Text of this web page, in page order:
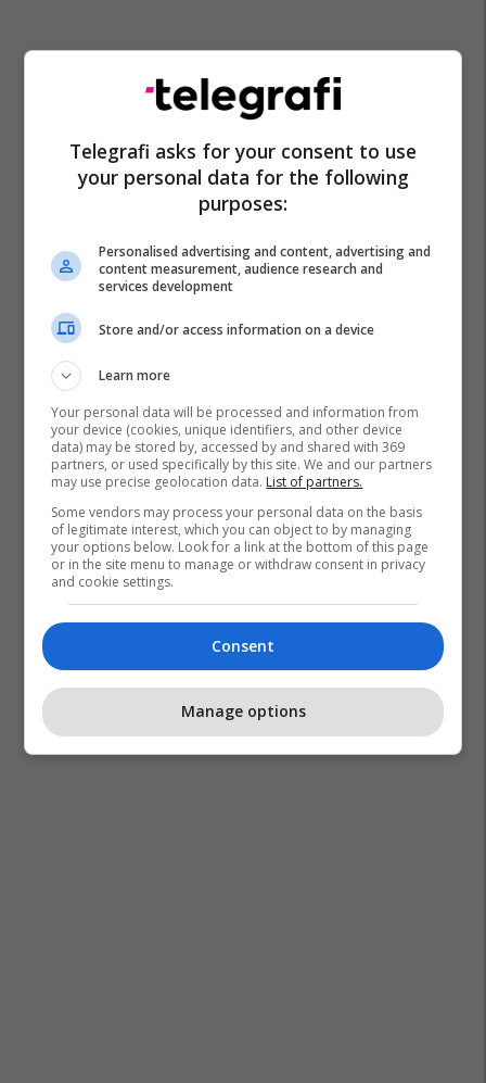
Netflix Anna Delvey
Telegrafi asks for your consent to use
your personal data for the following
purposes:
Personalised advertising and content, advertising and
content measurement, audience research and
services development
Store and/or access information on a device
Learn more
Your personal data will be processed and information from
your device (cookies, unique identifiers, and other device
data) may be stored by, accessed by and shared with 369
partners, or used specifically by this site. We and our partners
may use precise geolocation data. List of partners.
Some vendors may process your personal data on the basis
of legitimate interest, which you can object to by managing
your options below. Look for a link at the bottom of this page
or in the site menu to manage or withdraw consent in privacy
and cookie settings.
Consent
Manage options